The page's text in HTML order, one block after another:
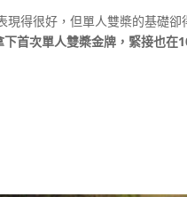
現得很好，但單人雙槳的基礎卻
首次單人雙槳金牌，緊接也在